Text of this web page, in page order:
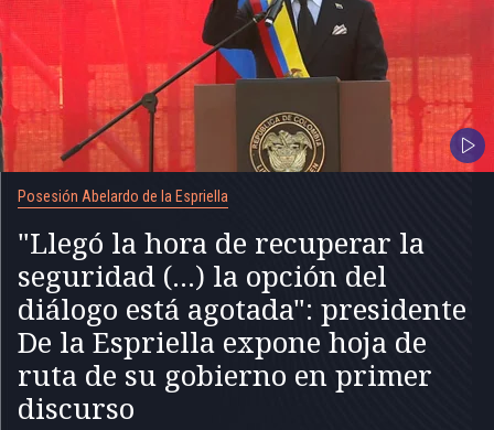
Posesión Abelardo de la Espriella
"Llegó la hora de recuperar la
seguridad (...) la opción del
diálogo está agotada": presidente
De la Espriella expone hoja de
ruta de su gobierno en primer
discurso